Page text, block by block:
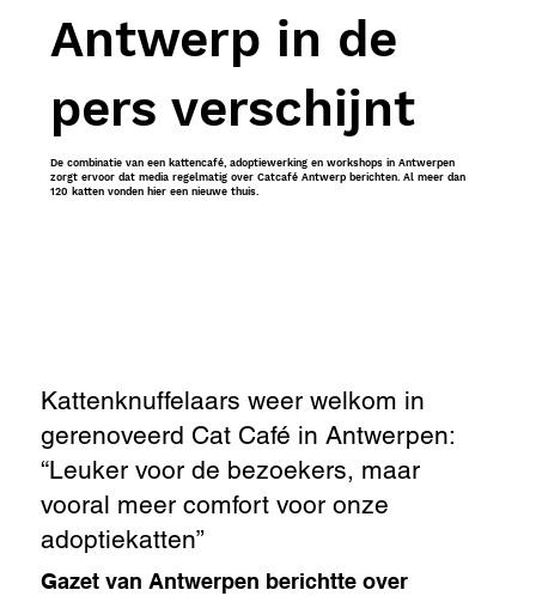
Antwerp in de
pers verschijnt
De combinatie van een kattencafé, adoptiewerking en workshops in Antwerpen
zorgt ervoor dat media regelmatig over Catcafé Antwerp berichten. Al meer dan
120 katten vonden hier een nieuwe thuis.
Kattenknuffelaars weer welkom in
gerenoveerd Cat Café in Antwerpen:
“Leuker voor de bezoekers, maar
vooral meer comfort voor onze
adoptiekatten”
Gazet van Antwerpen berichtte over